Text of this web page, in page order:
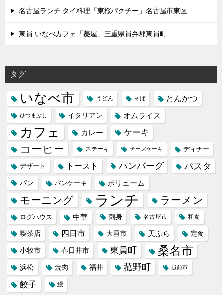
名古屋ランチ タイ料理「東桜パクチー」名古屋市東区
東員 いなべカフェ「菱屋」三重県員弁郡東員町
タグ
いなべ市 うどん そば とんかつ
ひつまぶし イタリアン オムライス
カフェ カレー ケーキ
コーヒー ステーキ チーズケーキ ディナー
デザート トースト ハンバーグ パスタ
パン パンケーキ ボリューム
モーニング ランチ ラーメン
ログハウス 中華 刺身 名古屋市 和食
喫茶店 四日市 大垣市 天ぷら 定食
小牧市 春日井市 東員町 桑名市
浜松 焼肉 福井 菰野町 越前市
餃子 鰻